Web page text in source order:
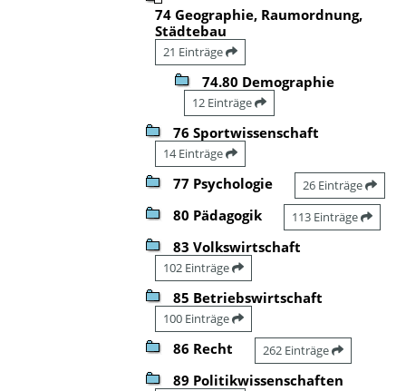
74 Geographie, Raumordnung,
Städtebau
21 Einträge
74.80 Demographie
12 Einträge
76 Sportwissenschaft
14 Einträge
77 Psychologie 26 Einträge
80 Pädagogik 113 Einträge
83 Volkswirtschaft
102 Einträge
85 Betriebswirtschaft
100 Einträge
86 Recht 262 Einträge
89 Politikwissenschaften